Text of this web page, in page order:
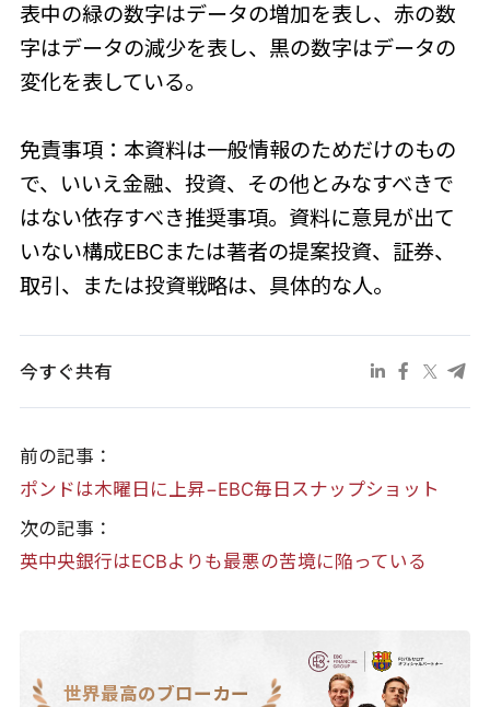
表中の緑の数字はデータの増加を表し、赤の数
字はデータの減少を表し、黒の数字はデータの
変化を表している。
免責事項：本資料は一般情報のためだけのもの
で、いいえ金融、投資、その他とみなすべきで
はない依存すべき推奨事項。資料に意見が出て
いない構成EBCまたは著者の提案投資、証券、
取引、または投資戦略は、具体的な人。
今すぐ共有
前の記事：
ポンドは木曜日に上昇−EBC毎日スナップショット
次の記事：
英中央銀行はECBよりも最悪の苦境に陥っている
世界最高のブローカー